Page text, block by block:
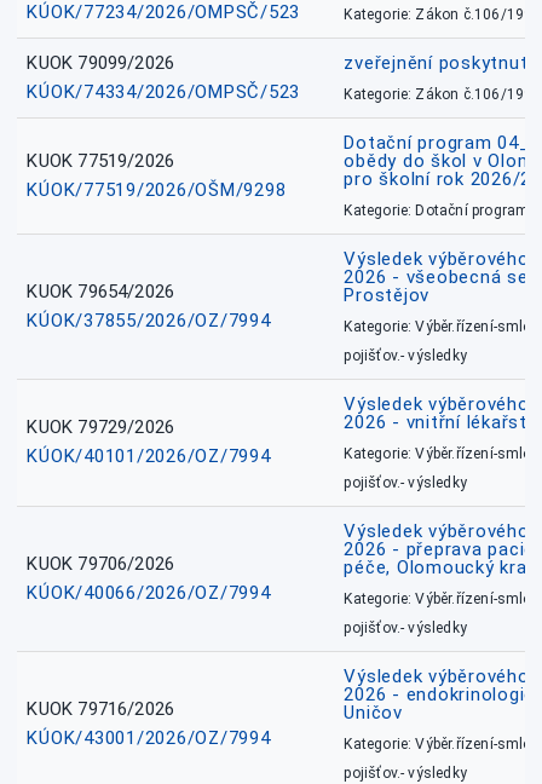
KÚOK/77234/2026/OMPSČ/523
Kategorie: Zákon č.106/1999
KUOK 79099/2026
KÚOK/74334/2026/OMPSČ/523
zveřejnění
Kategorie: Zákon č.106/1999
KUOK 77519/2026
KÚOK/77519/2026/OŠM/9298
Dotační program
obědy do škol v
pro školní rok 2026/
Kategorie: Dotační
KUOK 79654/2026
KÚOK/37855/2026/OZ/7994
Výsledek výběrového
2026 - všeobecná
Prostějov
Kategorie: Výběr.řízení-
pojišťov.- výsledky
KUOK 79729/2026
KÚOK/40101/2026/OZ/7994
Výsledek výběrového
2026 - vnitřní
Kategorie: Výběr.řízení-
pojišťov.- výsledky
KUOK 79706/2026
KÚOK/40066/2026/OZ/7994
Výsledek výběrového
2026 - přeprava
péče, Olomoucký kraj
Kategorie: Výběr.řízení-
pojišťov.- výsledky
KUOK 79716/2026
KÚOK/43001/2026/OZ/7994
Výsledek výběrového
2026 - endokrinologie
Uničov
Kategorie: Výběr.řízení-
pojišťov.- výsledky